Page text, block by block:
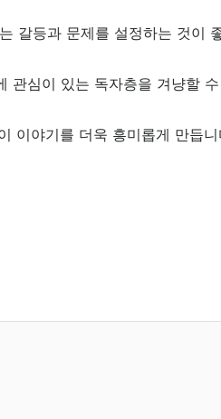
갈등과 문제를 설정하는 것이
관심이 있는 독자층을 겨냥할
이야기를 더욱 흥미롭게 만듭니